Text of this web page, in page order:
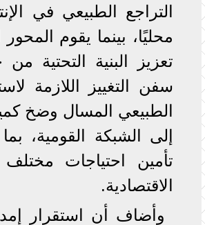
التراجع الطبيعي في
محليًا، بينما يقوم
تعزيز البنية التحتية من
سفن التغييز اللازمة
الطبيعي المسال وضخ
إلى الشبكة القومية،
تأمين احتياجات
الاقتصادية.
وأضاف أن استقرار